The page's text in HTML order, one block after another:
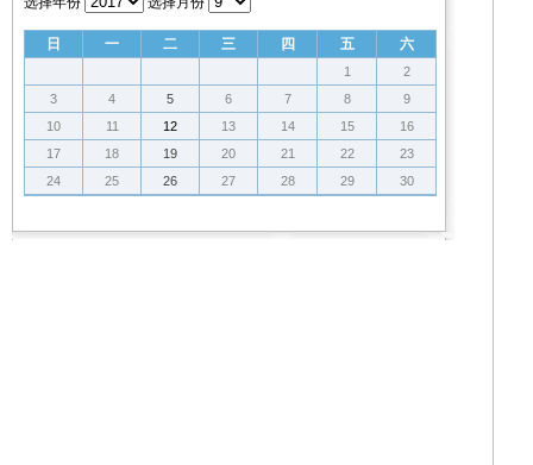
日 一 二 三 四 五 六
1
2
3
4 5 6 7 8
9
10
11 12 13 14 15
16
17
18 19 20 21 22
23
24
25 26 27 28 29 30